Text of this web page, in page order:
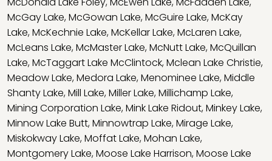
McGay Lake,McGowan Lake,McGuire Lake,McKay
Lake,McKechnie Lake,McKellar Lake,McLaren Lake,
McLeans Lake,McMaster Lake,McNutt Lake,McQuillan
Lake,McTaggart Lake McClintock,Mclean Lake Christie,
Meadow Lake,Medora Lake,Menominee Lake,Middle
Shanty Lake,Mill Lake,Miller Lake,Millichamp Lake,
Mining Corporation Lake,Mink Lake Ridout,Minkey Lake,
Minnow Lake Butt,Minnowtrap Lake,Mirage Lake,
Miskokway Lake,Moffat Lake,Mohan Lake,
Montgomery Lake,Moose Lake Harrison,Moose Lake